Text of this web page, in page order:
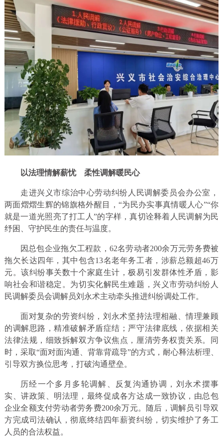
以法理情解薪忧 柔性调解暖民心
走进兴义市综治中心劳动纠纷人民调解委员会办公室，
两面熠熠生辉的锦旗格外醒目，“为民办实事真情暖人心”“你
就是一道光照亮了打工人”的字样，真切诠释着人民调解为民
纾困、守护民生的责任与温度。
因总包企业拖欠工程款，62名劳动者200余万元劳务费被
拖欠长达四年，其中包含13名老年务工者，涉薪总额超46万
元。该纠纷事关数十个家庭生计，极易引发群体性矛盾，影
响社会和谐稳定。为切实化解民生难题，兴义市劳动纠纷人
民调解委员会调解员刘永术主动牵头推进纠纷调处工作。
面对复杂的劳资纠纷，刘永术坚持法理相融、情理兼顾
的调解思路，精准破解矛盾症结；严守法律底线，依据相关
法律法规，细致拆解双方争议焦点，厘清劳务权责关系。同
时，采取“面对面沟通、背靠背疏导”的方式，耐心释法析理、
引导双方换位思考，打破沟通壁垒。
历经一个多月多轮调解、反复沟通协调，刘永术摆事
实、讲政策、明法理，最终促成各方达成一致协议，由总包
企业全额支付劳动者劳务费200余万元。随后，调解员引导双
方完成司法确认，彻底终结四年薪资纠纷，切实维护了务工
人员的合法权益。